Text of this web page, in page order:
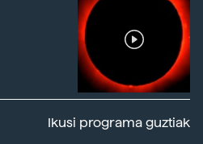
Ikusi programa guztiak